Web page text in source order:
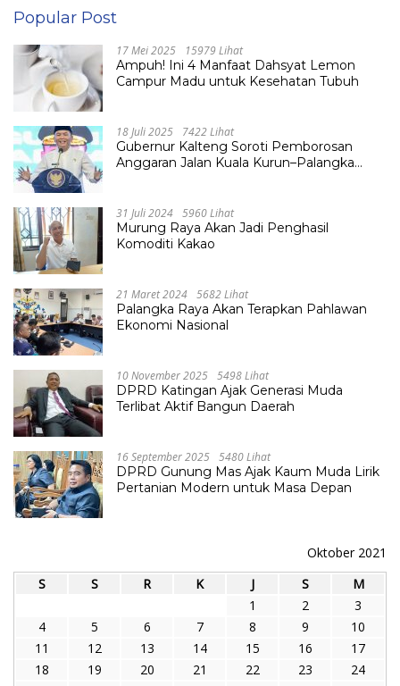
Popular Post
17 Mei 2025 15979 Lihat
Ampuh! Ini 4 Manfaat Dahsyat Lemon
Campur Madu untuk Kesehatan Tubuh
18 Juli 2025 7422 Lihat
Gubernur Kalteng Soroti Pemborosan
Anggaran Jalan Kuala Kurun–Palangka
31 Juli 2024 5960 Lihat
Murung Raya Akan Jadi Penghasil
Komoditi Kakao
21 Maret 2024 5682 Lihat
Palangka Raya Akan Terapkan Pahlawan
Ekonomi Nasional
10 November 2025 5498 Lihat
DPRD Katingan Ajak Generasi Muda
Terlibat Aktif Bangun Daerah
16 September 2025 5480 Lihat
DPRD Gunung Mas Ajak Kaum Muda Lirik
Pertanian Modern untuk Masa Depan
Oktober 2021
S
S R K J S
M
1
2
3
4
5 6 7 8 9
10
11
12 13 14 15 16
17
18
19 20 21 22 23
24